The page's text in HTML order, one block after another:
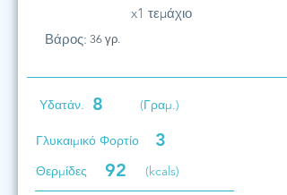
x1 τεμάχιο
Βάρος: 36 γρ.
Υδατάν. 8 (Γραμ.)
Γλυκαιμικό Φορτίο 3
Θερμίδες 92 (kcals)